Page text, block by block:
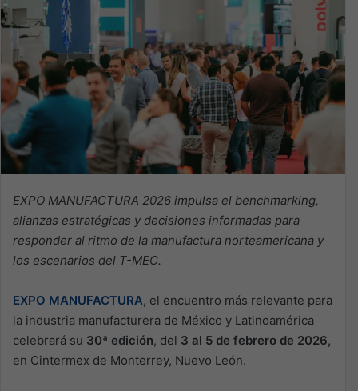
EXPO MANUFACTURA 2026 impulsa el benchmarking,
alianzas estratégicas y decisiones informadas para
responder al ritmo de la manufactura norteamericana y
los escenarios del T-MEC.
EXPO MANUFACTURA, el encuentro más relevante para
la industria manufacturera de México y Latinoamérica
celebrará su 30ª edición, del 3 al 5 de febrero de 2026,
en Cintermex de Monterrey, Nuevo León.